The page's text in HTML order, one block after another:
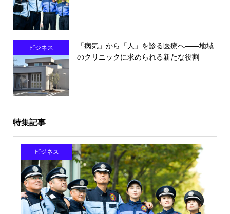
ビジネス
「病気」から「人」を診る医療へ――地域
のクリニックに求められる新たな役割
特集記事
ビジネス